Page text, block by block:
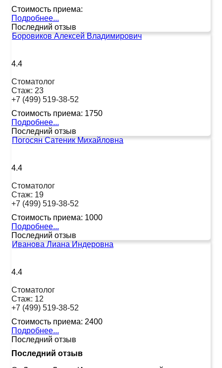
Стоимость приема:
Подробнее...
Последний отзыв
Боровиков Алексей Владимирович
4.4
Стоматолог
Стаж: 23
+7 (499) 519-38-52
Стоимость приема: 1750
Подробнее...
Последний отзыв
Погосян Сатеник Михайловна
4.4
Стоматолог
Стаж: 19
+7 (499) 519-38-52
Стоимость приема: 1000
Подробнее...
Последний отзыв
Иванова Лиана Индеровна
4.4
Стоматолог
Стаж: 12
+7 (499) 519-38-52
Стоимость приема: 2400
Подробнее...
Последний отзыв
Последний отзыв